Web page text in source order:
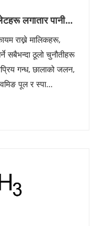
लगातार पानी
राख्ने मालिकहरू,
सबैभन्दा ठूलो चुनौतीहरू
गन्ध, छालाको जलन,
पूल र स्पा